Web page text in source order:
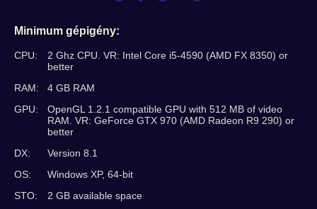
Minimum gépigény:
CPU:
2 Ghz CPU. VR: Intel Core i5-4590 (AMD FX 8350) or
better
RAM:
4 GB RAM
GPU:
OpenGL 1.2.1 compatible GPU with 512 MB of video
RAM. VR: GeForce GTX 970 (AMD Radeon R9 290) or
better
DX:
Version 8.1
OS:
Windows XP, 64-bit
STO:
2 GB available space